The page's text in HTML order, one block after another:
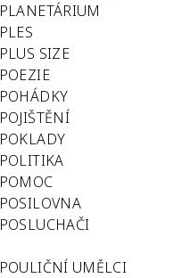
PLANETÁRIUM
PLES
PLUS SIZE
POEZIE
POHÁDKY
POJIŠTĚNÍ
POKLADY
POLITIKA
POMOC
POSILOVNA
POSLUCHAČI
POULIČNÍ UMĚLCI